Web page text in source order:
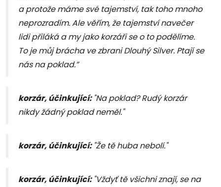
a protože máme své tajemství, tak toho mnoho
neprozradím. Ale věřím, že tajemství navečer
lidi přiláká a my jako korzáři se o to podělíme.
To je můj brácha ve zbrani Dlouhý Silver. Ptají se
nás na poklad.”
korzár, účinkující: "Na poklad? Rudý korzár
nikdy žádný poklad neměl."
korzár, účinkující: "Že tě huba nebolí."
korzár, účinkující: "Vždyť tě všichni znají, se na